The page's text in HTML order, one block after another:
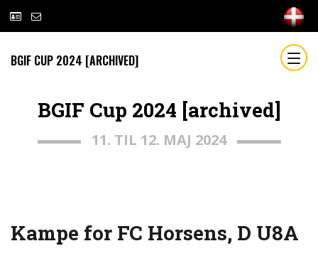
BGIF CUP 2024 [ARCHIVED]
BGIF Cup 2024 [archived]
11. TIL 12. MAJ 2024
Kampe for FC Horsens, D U8A